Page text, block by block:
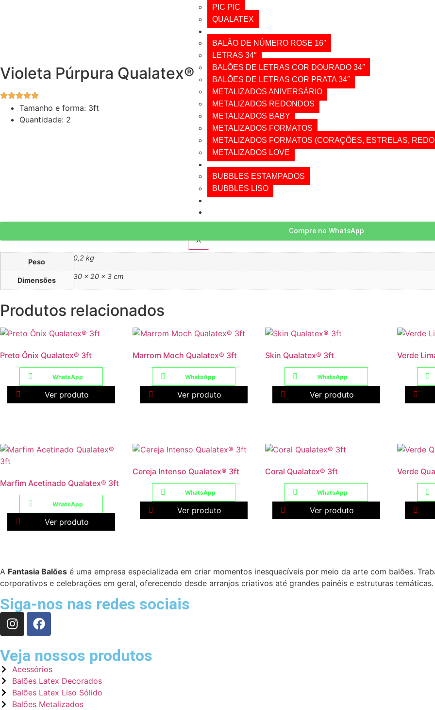
PIC PIC
QUALATEX
BALÃO DE NÚMERO ROSE 16″
LETRAS 34″
BALÕES DE LETRAS COR DOURADO 34″
BALÕES DE LETRAS COR PRATA 34″
METALIZADOS ANIVERSÁRIO
METALIZADOS REDONDOS
METALIZADOS BABY
METALIZADOS FORMATOS
METALIZADOS FORMATOS (CORAÇÕES, ESTRELAS,
METALIZADOS LOVE
BUBBLES ESTAMPADOS
BUBBLES LISO
INFLADORES
X
Violeta Púrpura Qualatex®
Tamanho e forma: 3ft
Quantidade: 2
Compre no WhatsApp
Peso 0,2 kg
Dimensões 30 × 20 × 3 cm
Produtos relacionados
Preto Ônix Qualatex® 3ft
WhatsApp
Ver produto
Marrom Moch Qualatex® 3ft
WhatsApp
Ver produto
Skin Qualatex® 3ft
WhatsApp
Ver produto
Verde
Marfim Acetinado Qualatex® 3ft
WhatsApp
Ver produto
Cereja Intenso Qualatex® 3ft
WhatsApp
Ver produto
Coral Qualatex® 3ft
WhatsApp
Ver produto
Verde
A Fantasia Balões é uma empresa especializada em criar momentos inesquecíveis por meio da arte com balões.
corporativos e celebrações em geral, oferecendo desde arranjos criativos até grandes painéis e estruturas temáticas.
Siga-nos nas redes sociais
Veja nossos produtos
Acessórios
Balões Latex Decorados
Balões Latex Liso Sólido
Balões Metalizados